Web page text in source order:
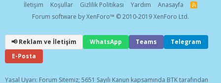
İletişim
Koşullar Gizlilik Politikası Yardım Anasayfa
R
S
Forum software by XenForo™ © 2010-2019 XenForo Ltd.
📢 Reklam ve İletişim WhatsApp Teams
Telegram
E-Posta
Yasal Uyarı: Forum Sitemiz; 5651 Sayılı Kanun kapsamında BTK tarafından